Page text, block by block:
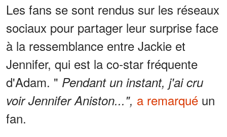
Les fans se sont rendus sur les réseaux
sociaux pour partager leur surprise face
à la ressemblance entre Jackie et
Jennifer, qui est la co-star fréquente
d'Adam. " Pendant un instant, j'ai cru
voir Jennifer Aniston...", a remarqué un
fan.